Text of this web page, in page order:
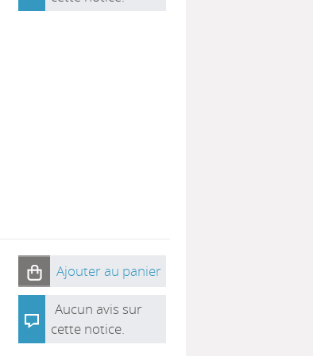
Ajouter au panier
Aucun avis sur
cette notice.